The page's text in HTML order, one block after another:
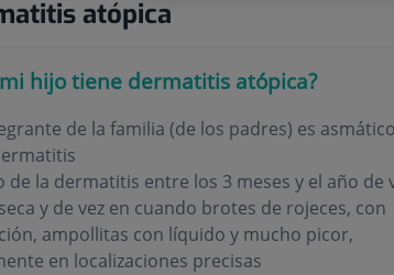
atópica
hijo tiene dermatitis atópica?
de la familia (de los padres) es
de la dermatitis entre los 3 meses y el año de
y de vez en cuando brotes de rojeces, con
ampollitas con líquido y mucho picor,
en localizaciones precisas